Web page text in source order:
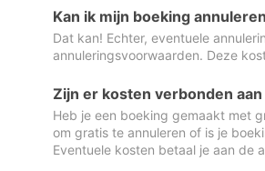
Kan ik mijn boeking
Dat kan! Echter, eventuele
annuleringsvoorwaarden. Deze
Zijn er kosten verbonden
Heb je een boeking gemaakt met
om gratis te annuleren of is je
Eventuele kosten betaal je aan de